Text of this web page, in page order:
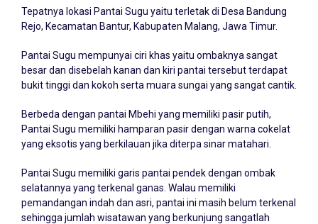
Tepatnya lokasi Pantai Sugu yaitu terletak di Desa Bandung
Rejo, Kecamatan Bantur, Kabupaten Malang, Jawa Timur.
Pantai Sugu mempunyai ciri khas yaitu ombaknya sangat
besar dan disebelah kanan dan kiri pantai tersebut terdapat
bukit tinggi dan kokoh serta muara sungai yang sangat cantik.
Berbeda dengan pantai Mbehi yang memiliki pasir putih,
Pantai Sugu memiliki hamparan pasir dengan warna cokelat
yang eksotis yang berkilauan jika diterpa sinar matahari.
Pantai Sugu memiliki garis pantai pendek dengan ombak
selatannya yang terkenal ganas. Walau memiliki
pemandangan indah dan asri, pantai ini masih belum terkenal
sehingga jumlah wisatawan yang berkunjung sangatlah